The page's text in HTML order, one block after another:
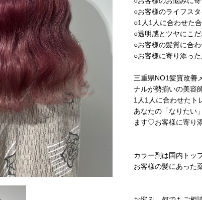
○お客様のライフス
○1人1人に合わせた
○透明感とツヤにこ
○お客様の髪質に合
○お客様に寄り添っ
三重県NO1髪質改善
ナルが勢揃いの美容
1人1人に合わせたト
あなたの「なりたい
ます♡お客様に寄り
カラー剤は国内トッ
お客様の髪にあった